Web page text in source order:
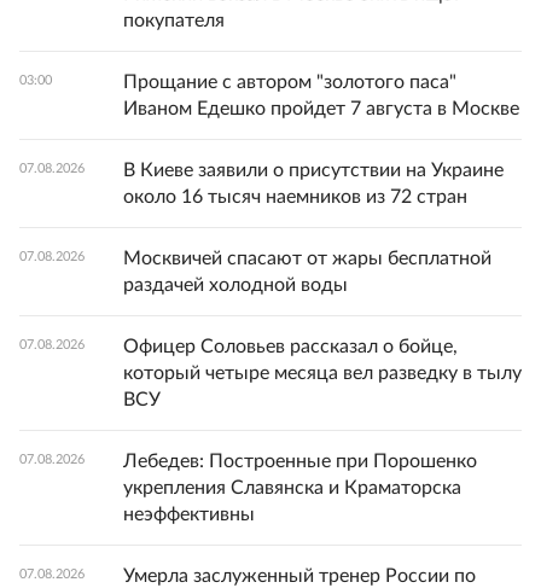
покупателя
03:00
Прощание с автором "золотого паса"
Иваном Едешко пройдет 7 августа в Москве
07.08.2026
В Киеве заявили о присутствии на Украине
около 16 тысяч наемников из 72 стран
07.08.2026
Москвичей спасают от жары бесплатной
раздачей холодной воды
07.08.2026
Офицер Соловьев рассказал о бойце,
который четыре месяца вел разведку в тылу
ВСУ
07.08.2026
Лебедев: Построенные при Порошенко
укрепления Славянска и Краматорска
неэффективны
07.08.2026
Умерла заслуженный тренер России по